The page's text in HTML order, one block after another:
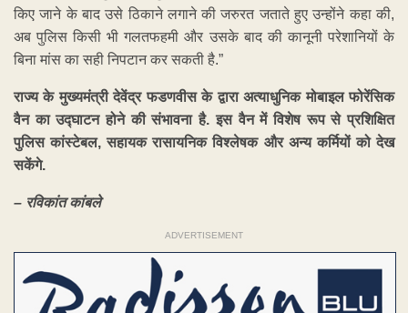
किए जाने के बाद उसे ठिकाने लगाने की जरुरत जताते हुए उन्होंने कहा की,
अब पुलिस किसी भी गलतफहमी और उसके बाद की कानूनी परेशानियों के
बिना मांस का सही निपटान कर सकती है.”
राज्य के मुख्यमंत्री देवेंद्र फडणवीस के द्वारा अत्याधुनिक मोबाइल फोरेंसिक
वैन का उद्घाटन होने की संभावना है. इस वैन में विशेष रूप से प्रशिक्षित
पुलिस कांस्टेबल, सहायक रासायनिक विश्लेषक और अन्य कर्मियों को देख
सकेंगे.
– रविकांत कांबले
ADVERTISEMENT